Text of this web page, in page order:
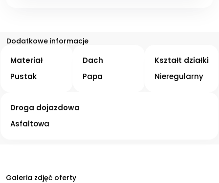
Dodatkowe informacje
Materiał
Pustak
Dach
Papa
Kształt działki
Nieregularny
Droga dojazdowa
Asfaltowa
Galeria zdjęć oferty